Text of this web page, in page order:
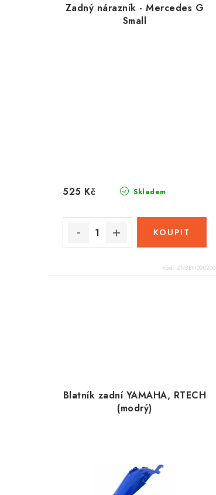
Zadný nárazník - Mercedes G
Small
Skladem
525 Kč
Kód: ZNBBH000200
Blatník zadní YAMAHA, RTECH
(modrý)